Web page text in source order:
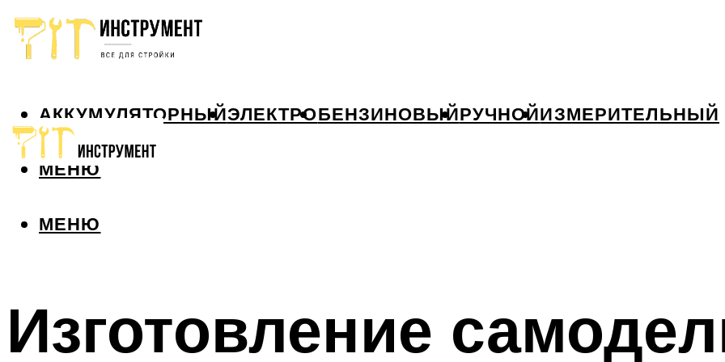
АККУМУЛЯТОРНЫЙЭЛЕКТРОБЕНЗИНОВЫЙРУЧНОЙИЗМЕРИТЕЛЬНЫЙ
МЕНЮ
МЕНЮ
Изготовление